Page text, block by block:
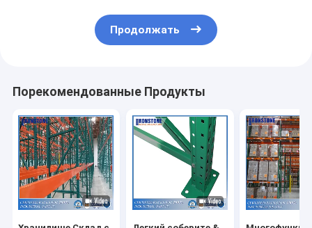
Продолжать
Порекомендованные Продукты